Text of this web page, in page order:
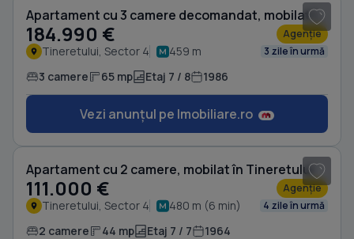
Apartament cu 3 camere decomandat, mobilat în Tineretului
184.990 € Agenție
Tineretului, Sector 4 459 m 3 zile în urmă
3 camere 65 mp Etaj 7 / 8 1986
Vezi anunțul pe Imobiliare.ro
Apartament cu 2 camere, mobilat în Tineretului
111.000 € Agenție
Tineretului, Sector 4 480 m (6 min) 4 zile în urmă
2 camere 44 mp Etaj 7 / 7 1964